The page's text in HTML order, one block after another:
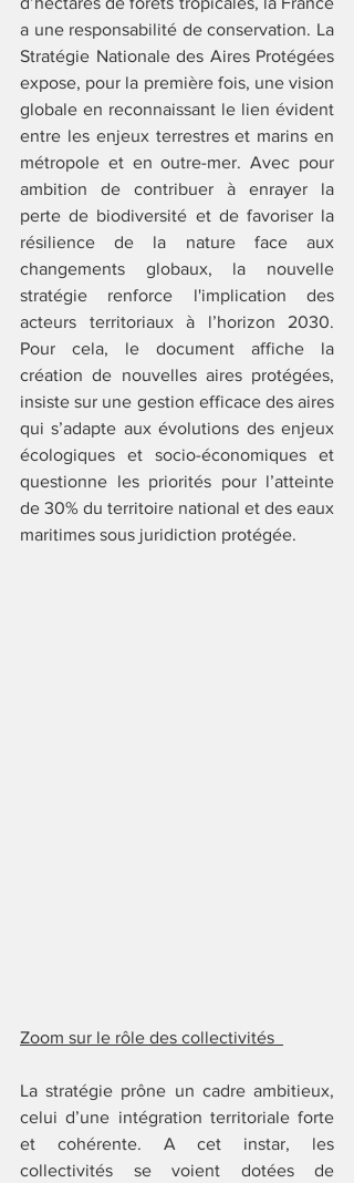
a une responsabilité de conservation. La
Stratégie Nationale des Aires Protégées
expose, pour la première fois, une vision
globale en reconnaissant le lien évident
entre les enjeux terrestres et marins en
métropole et en outre-mer. Avec pour
ambition de contribuer à enrayer la
perte de biodiversité et de favoriser la
résilience de la nature face aux
changements globaux, la nouvelle
stratégie renforce l'implication des
acteurs territoriaux à l’horizon 2030.
Pour cela, le document affiche la
création de nouvelles aires protégées,
insiste sur une gestion efficace des aires
qui s’adapte aux évolutions des enjeux
écologiques et socio-économiques et
questionne les priorités pour l’atteinte
de 30% du territoire national et des eaux
maritimes sous juridiction protégée.
Zoom sur le rôle des collectivités
La stratégie prône un cadre ambitieux,
celui d’une intégration territoriale forte
et cohérente. A cet instar, les
collectivités se voient dotées de